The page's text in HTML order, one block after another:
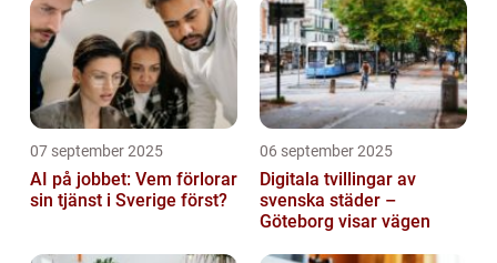
07 september 2025
AI på jobbet: Vem förlorar
sin tjänst i Sverige först?
06 september 2025
Digitala tvillingar av
svenska städer –
Göteborg visar vägen